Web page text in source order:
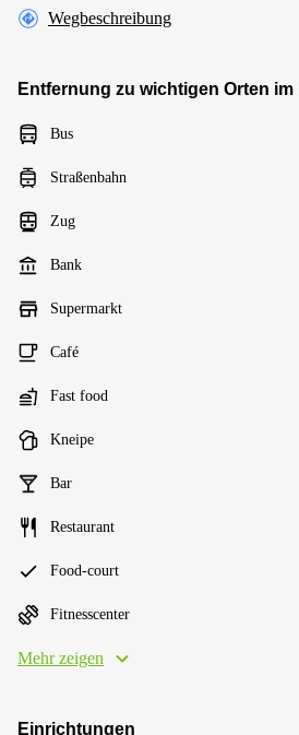
Wegbeschreibung
Entfernung zu wichtigen Orten im
Bus
Straßenbahn
Zug
Bank
Supermarkt
Café
Fast food
Kneipe
Bar
Restaurant
Food-court
Fitnesscenter
Mehr zeigen
Einrichtungen